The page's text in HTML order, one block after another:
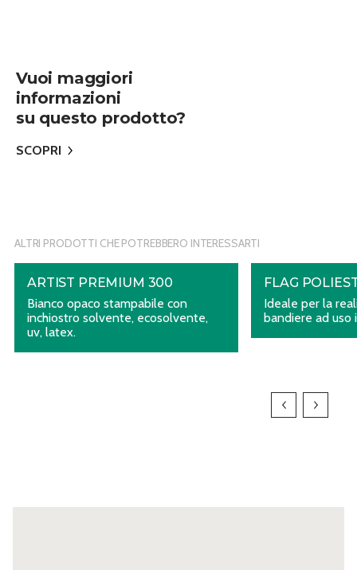
Vuoi maggiori
informazioni
su questo prodotto?
SCOPRI
ALTRI PRODOTTI CHE POTREBBERO INTERESSARTI
ARTIST PREMIUM 300
Bianco opaco stampabile con
inchiostro solvente, ecosolvente,
uv, latex.
FLAG
Ideale per la
bandiere ad